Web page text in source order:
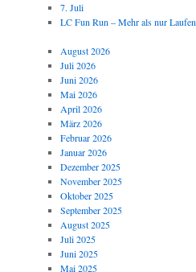
7. Juli
LC Fun Run – Mehr als nur Laufen
August 2026
Juli 2026
Juni 2026
Mai 2026
April 2026
März 2026
Februar 2026
Januar 2026
Dezember 2025
November 2025
Oktober 2025
September 2025
August 2025
Juli 2025
Juni 2025
Mai 2025